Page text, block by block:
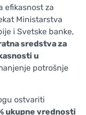
efikasnost za
Ministarstva
i Svetske banke,
sredstva za
u
potrošnje
ostvariti
ukupne vrednosti